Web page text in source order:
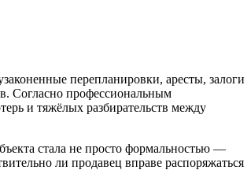
перепланировки, аресты, залоги
Согласно профессиональным
и тяжёлых разбирательств между
стала не просто формальностью —
ли продавец вправе распоряжаться